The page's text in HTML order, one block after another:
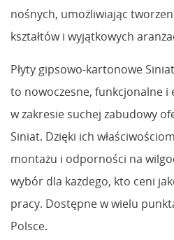
nośnych, umożliwiając
kształtów i wyjątkowych
Płyty gipsowo-kartonowe
to nowoczesne, funkcjonalne i
w zakresie suchej zabudowy
Siniat. Dzięki ich
montażu i odporności na
wybór dla każdego, kto ceni
pracy. Dostępne w wielu
Polsce.